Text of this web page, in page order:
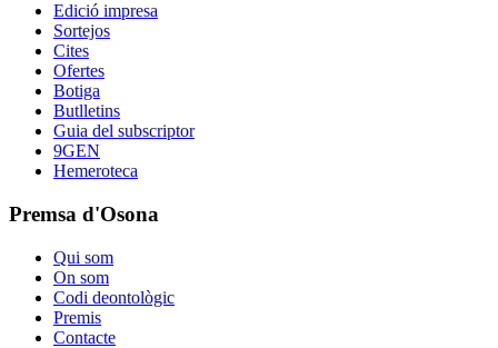
Edició impresa
Sortejos
Cites
Ofertes
Botiga
Butlletins
Guia del subscriptor
9GEN
Hemeroteca
Premsa d'Osona
Qui som
On som
Codi deontològic
Premis
Contacte